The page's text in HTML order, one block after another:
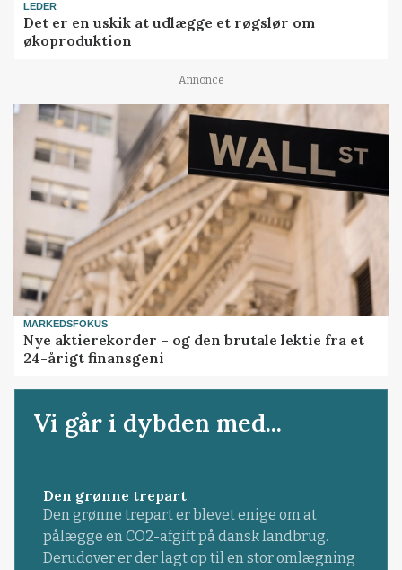
LEDER
Det er en uskik at udlægge et røgslør om
økoproduktion
Annonce
MARKEDSFOKUS
Nye aktierekorder – og den brutale lektie fra et
24-årigt finansgeni
Vi går i dybden med...
Den grønne trepart
Den grønne trepart er blevet enige om at
pålægge en CO2-afgift på dansk landbrug.
Derudover er der lagt op til en stor omlægning